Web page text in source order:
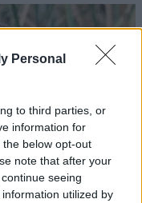
Personal
to third parties, or
information for
below opt-out
note that after your
seeing
utilized by